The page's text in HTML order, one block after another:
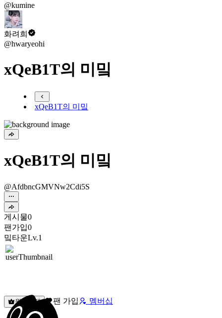
@kumine
화려희
@hwaryeohi
xQeB1T의 미밐
xQeB1T의 미밐
xQeB1T의 미밐
@AfdbncGMVNw2Cdi5S
게시물0
팬가입0
밐타운Lv.1
원픽선택 팬 가입 멤버십